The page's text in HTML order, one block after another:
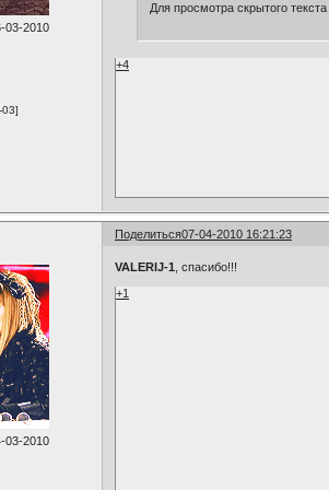
03-2010
Для просмотра скрытого
+4
Поделиться07-04-2010 16:21:23
03-2010
VALERIJ-1 , спасибо!!!
+1